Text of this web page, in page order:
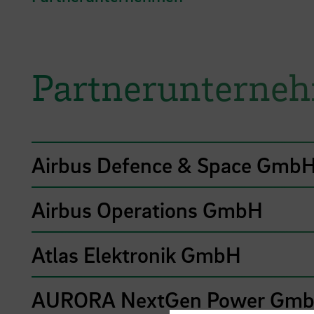
Airbus Defence & Space
Airbus Operations GmbH
Atlas Elektronik GmbH
AURORA NextGen Power